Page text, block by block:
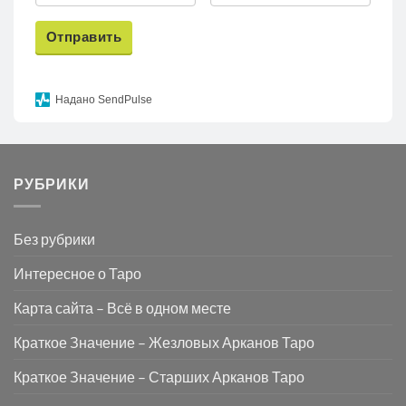
Отправить
Надано SendPulse
РУБРИКИ
Без рубрики
Интересное о Таро
Карта сайта – Всё в одном месте
Краткое Значение – Жезловых Арканов Таро
Краткое Значение – Старших Арканов Таро